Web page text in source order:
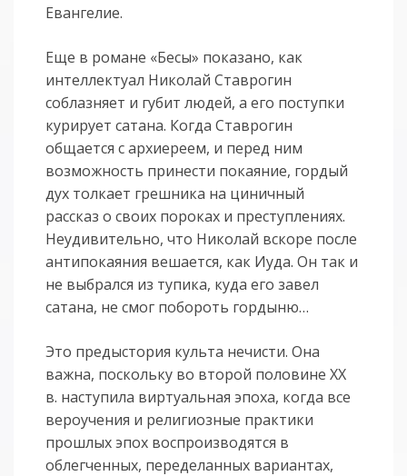
Евангелие.
Еще в романе «Бесы» показано, как
интеллектуал Николай Ставрогин
соблазняет и губит людей, а его поступки
курирует сатана. Когда Ставрогин
общается с архиереем, и перед ним
возможность принести покаяние, гордый
дух толкает грешника на циничный
рассказ о своих пороках и преступлениях.
Неудивительно, что Николай вскоре после
антипокаяния вешается, как Иуда. Он так и
не выбрался из тупика, куда его завел
сатана, не смог побороть гордыню…
Это предыстория культа нечисти. Она
важна, поскольку во второй половине XX
в. наступила виртуальная эпоха, когда все
вероучения и религиозные практики
прошлых эпох воспроизводятся в
облегченных, переделанных вариантах,